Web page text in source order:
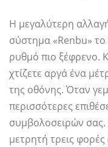
Η μεγαλύτερη
σύστημα «Renbu» το
ρυθμό πιο ξέφρενο.
χτίζετε αργά ένα
της οθόνης. Όταν
περισσότερες
συμβολοσειρών σας.
μετρητή τρεις